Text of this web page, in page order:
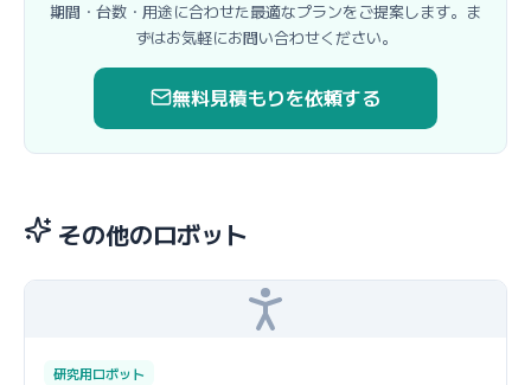
期間・台数・用途に合わせた最適なプランをご提案します。ま
ずはお気軽にお問い合わせください。
無料見積もりを依頼する
その他のロボット
研究用ロボット